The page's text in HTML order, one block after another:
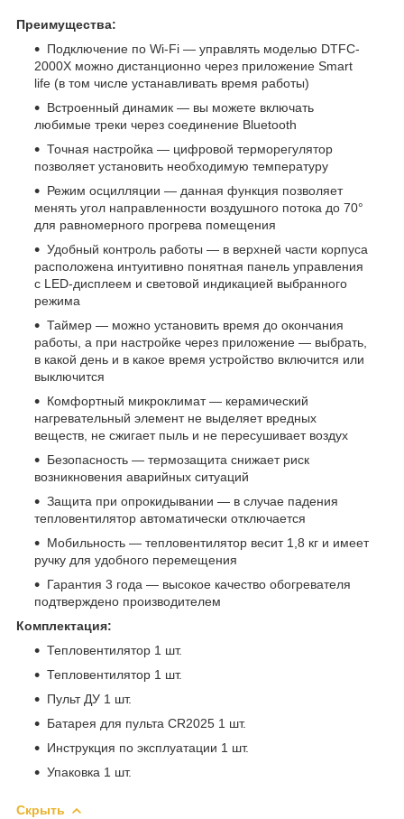
Преимущества:
Подключение по Wi-Fi — управлять моделью DTFC-
2000X можно дистанционно через приложение Smart
life (в том числе устанавливать время работы)
Встроенный динамик — вы можете включать
любимые треки через соединение Bluetooth
Точная настройка — цифровой терморегулятор
позволяет установить необходимую температуру
Режим осцилляции — данная функция позволяет
менять угол направленности воздушного потока до 70°
для равномерного прогрева помещения
Удобный контроль работы — в верхней части корпуса
расположена интуитивно понятная панель управления
с LED-дисплеем и световой индикацией выбранного
режима
Таймер — можно установить время до окончания
работы, а при настройке через приложение — выбрать,
в какой день и в какое время устройство включится или
выключится
Комфортный микроклимат — керамический
нагревательный элемент не выделяет вредных
веществ, не сжигает пыль и не пересушивает воздух
Безопасность — термозащита снижает риск
возникновения аварийных ситуаций
Защита при опрокидывании — в случае падения
тепловентилятор автоматически отключается
Мобильность — тепловентилятор весит 1,8 кг и имеет
ручку для удобного перемещения
Гарантия 3 года — высокое качество обогревателя
подтверждено производителем
Комплектация:
Тепловентилятор 1 шт.
Тепловентилятор 1 шт.
Пульт ДУ 1 шт.
Батарея для пульта CR2025 1 шт.
Инструкция по эксплуатации 1 шт.
Упаковка 1 шт.
Скрыть